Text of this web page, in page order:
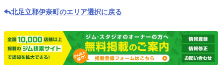
北足立郡伊奈町のエリア選択に戻る